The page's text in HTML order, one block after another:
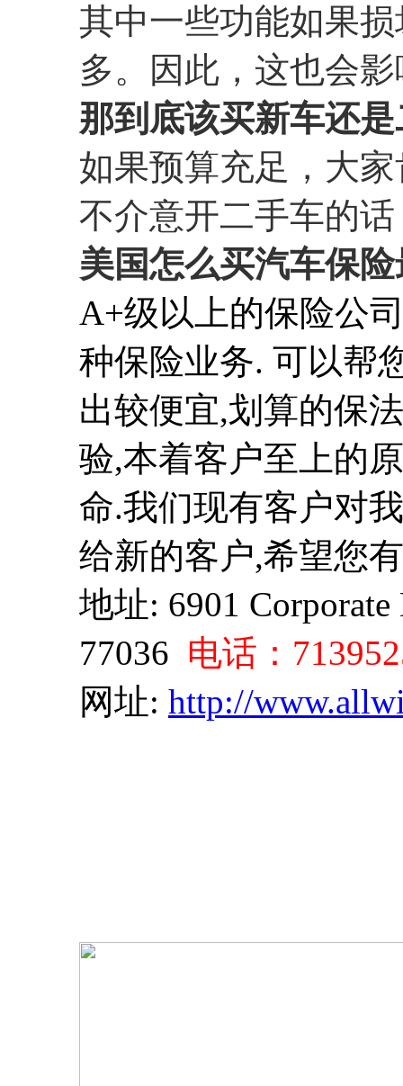
其中一些功能如果
多。因此，这也会
那到底该买新车还
如果预算充足，大
不介意开二手车的
美国怎么买汽车保
A+级以上的保险公
种保险业务. 可以帮
出较便宜,划算的保
验,本着客户至上的
命.我们现有客户对
给新的客户,希望您
地址: 6901 Corporate
77036 电话：
网址: http://